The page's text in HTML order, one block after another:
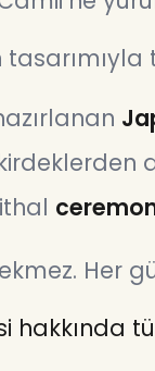
Her
hakkında